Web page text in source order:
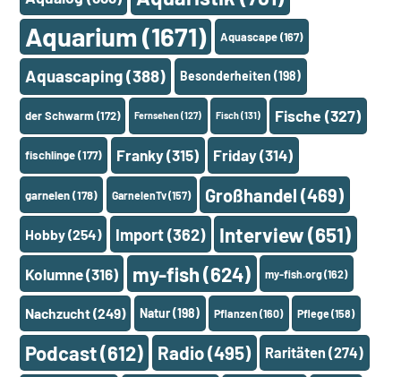
Aquarium (1671) Aquascape(167)
Aquascaping(388) Besonderheiten (198)
der Schwarm(172) Fernsehen(127) Fisch(131) Fische (327)
fischlinge(177) Franky(315) Friday(314)
garnelen(178) GarnelenTv(157) Großhandel (469)
Hobby(254) Import(362) Interview(651)
Kolumne(316) my-fish(624) my-fish.org(162)
Nachzucht(249) Natur(198) Pflanzen(160) Pflege(158)
Podcast(612) Radio(495) Raritäten (274)